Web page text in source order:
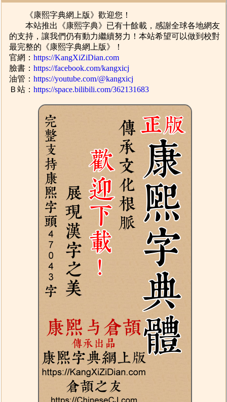
《康熙字典網上版》歡迎您！
本站推出《康熙字典》已有十餘載，感謝全球各地網友
的支持，讓我們仍有動力繼續努力！本站希望可以做到校對
最完整的《康熙字典網上版》！
官網：https://KangXiZiDian.com
臉書：https://facebook.com/kangxicj
油管：https://youtube.com/@kangxicj
Ｂ站：https://space.bilibili.com/362131683